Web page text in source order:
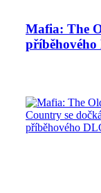
Mafia: The